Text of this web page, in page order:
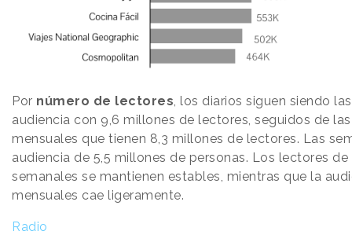
Por número de lectores , los diarios siguen siendo
audiencia con 9,6 millones de lectores, seguidos de
mensuales que tienen 8,3 millones de lectores. Las
audiencia de 5,5 millones de personas. Los lectores
semanales se mantienen estables, mientras que la
mensuales cae ligeramente.
Radio